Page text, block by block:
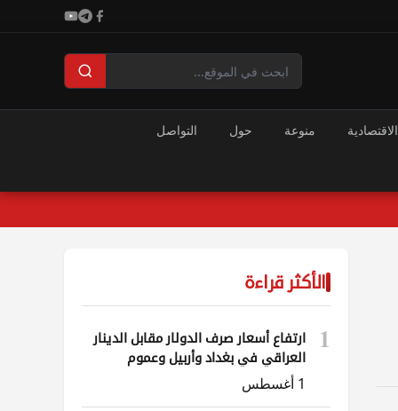
منوعة حول التواصل
الأكثر قراءة
1
ارتفاع أسعار صرف الدولار مقابل الدينار
العراقي في بغداد وأربيل وعموم
المحافظات
1 أغسطس